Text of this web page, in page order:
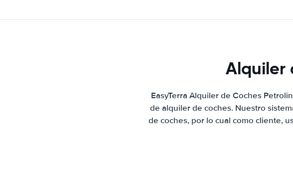
Alquiler
EasyTerra Alquiler de Coches
de alquiler de coches. Nuestro
de coches, por lo cual como cliente,